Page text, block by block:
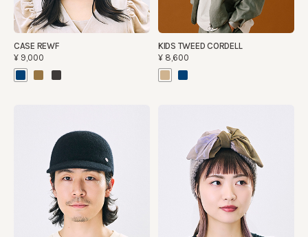
CASE REWF
¥9,000
KIDS TWEED CORDELL
¥8,600